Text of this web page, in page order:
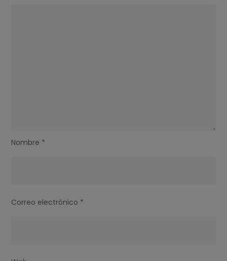
Nombre *
Correo electrónico *